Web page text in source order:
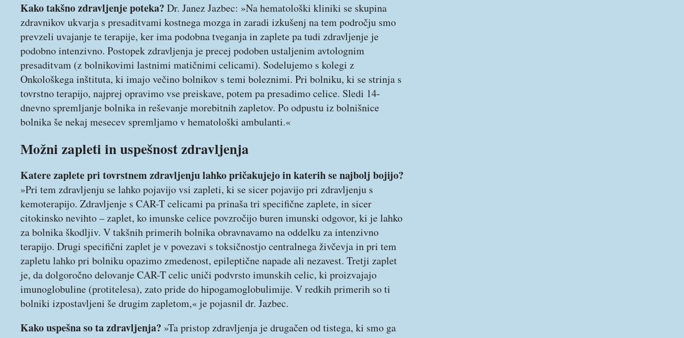
Kako takšno zdravljenje poteka? Dr. Janez Jazbec: »Na hematološki kliniki se skupina
zdravnikov ukvarja s presaditvami kostnega mozga in zaradi izkušenj na tem področju smo
prevzeli uvajanje te terapije, ker ima podobna tveganja in zaplete pa tudi zdravljenje je
podobno intenzivno. Postopek zdravljenja je precej podoben ustaljenim avtolognim
presaditvam (z bolnikovimi lastnimi matičnimi celicami). Sodelujemo s kolegi z
Onkološkega inštituta, ki imajo večino bolnikov s temi boleznimi. Pri bolniku, ki se strinja s
tovrstno terapijo, najprej opravimo vse preiskave, potem pa presadimo celice. Sledi 14-
dnevno spremljanje bolnika in reševanje morebitnih zapletov. Po odpustu iz bolnišnice
bolnika še nekaj mesecev spremljamo v hematološki ambulanti.«
Možni zapleti in uspešnost zdravljenja
Katere zaplete pri tovrstnem zdravljenju lahko pričakujejo in katerih se najbolj bojijo?
»Pri tem zdravljenju se lahko pojavijo vsi zapleti, ki se sicer pojavijo pri zdravljenju s
kemoterapijo. Zdravljenje s CAR-T celicami pa prinaša tri specifične zaplete, in sicer
citokinsko nevihto – zaplet, ko imunske celice povzročijo buren imunski odgovor, ki je lahko
za bolnika škodljiv. V takšnih primerih bolnika obravnavamo na oddelku za intenzivno
terapijo. Drugi specifični zaplet je v povezavi s toksičnostjo centralnega živčevja in pri tem
zapletu lahko pri bolniku opazimo zmedenost, epileptične napade ali nezavest. Tretji zaplet
je, da dolgoročno delovanje CAR-T celic uniči podvrsto imunskih celic, ki proizvajajo
imunoglobuline (protitelesa), zato pride do hipogamoglobulimije. V redkih primerih so ti
bolniki izpostavljeni še drugim zapletom,« je pojasnil dr. Jazbec.
Kako uspešna so ta zdravljenja? »Ta pristop zdravljenja je drugačen od tistega, ki smo ga